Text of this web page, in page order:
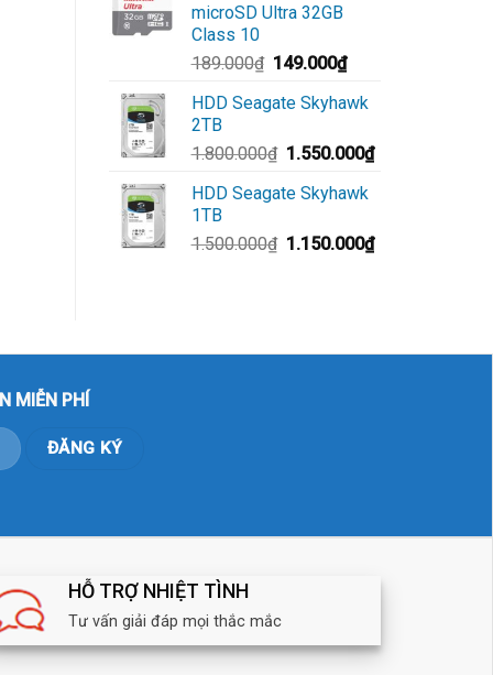
microSD Ultra 32GB
Class 10
189.000₫ 149.000₫
HDD Seagate Skyhawk
2TB
1.800.000₫ 1.550.000₫
HDD Seagate Skyhawk
1TB
1.500.000₫ 1.150.000₫
MIỄN PHÍ
HỖ TRỢ NHIỆT TÌNH
Tư vấn giải đáp mọi thắc mắc